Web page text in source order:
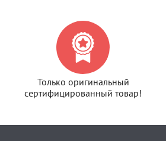
Только оригинальный
сертифицированный товар!